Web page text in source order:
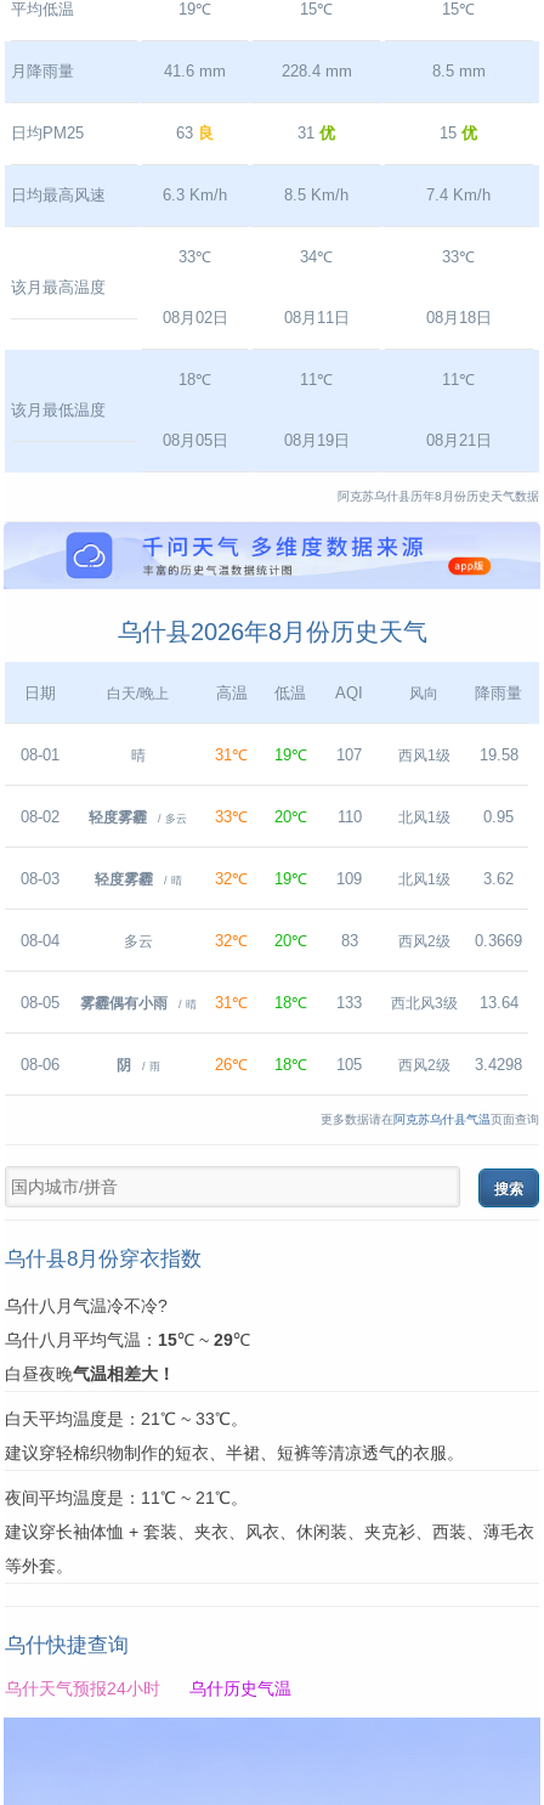
平均低温 19℃ 15℃ 15℃
月降雨量 41.6 mm 228.4 mm 8.5 mm
日均PM25 63 良 31优 15优
日均最高风速 6.3 Km/h 8.5 Km/h 7.4 Km/h
该月最高温度
33℃
08月02日
34℃
08月11日
33℃
08月18日
该月最低温度
18℃
08月05日
11℃
08月19日
11℃
08月21日
阿克苏乌什县历年8月份历史天气数据
乌什县2026年8月份历史天气
日期 白天/晚上 高温 低温 AQI 风向 降雨量
08-01 晴 31℃ 19℃ 107 西风1级 19.58
08-02 轻度雾霾 / 多云 33℃ 20℃ 110 北风1级 0.95
08-03 轻度雾霾 / 晴 32℃ 19℃ 109 北风1级 3.62
08-04 多云 32℃ 20℃ 83 西风2级 0.3669
08-05 雾霾偶有小雨 / 晴 31℃ 18℃ 133 西北风3级 13.64
08-06 阴 / 雨 26℃ 18℃ 105 西风2级 3.4298
更多数据请在阿克苏乌什县气温页面查询
乌什县8月份穿衣指数
乌什八月气温冷不冷?
乌什八月平均气温： 15℃ ~ 29℃
白昼夜晚气温相差大！
白天平均温度是：21℃ ~ 33℃。
建议穿轻棉织物制作的短衣、半裙、短裤等清凉透气的衣服。
夜间平均温度是：11℃ ~ 21℃。
建议穿长袖体恤 + 套装、夹衣、风衣、休闲装、夹克衫、西装、薄毛衣
等外套。
乌什快捷查询
乌什天气预报24小时 乌什历史气温